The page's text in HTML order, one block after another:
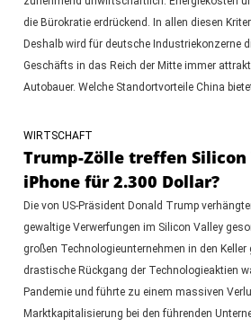
die Bürokratie erdrückend. In allen diesen
Deshalb wird für deutsche Industriekonzerne
Geschäfts in das Reich der Mitte immer
Autobauer. Welche Standortvorteile China
WIRTSCHAFT
Trump-Zölle treffen Silicon
iPhone für 2.300 Dollar?
Die von US-Präsident Donald Trump
gewaltige Verwerfungen im Silicon Valley
großen Technologieunternehmen in den Keller
drastische Rückgang der Technologieaktien
Pandemie und führte zu einem massiven
Marktkapitalisierung bei den führenden